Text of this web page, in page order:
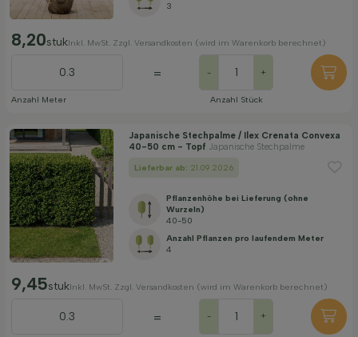
3
8,20stukInkl. MwSt. Zzgl. Versandkosten (wird im Warenkorb berechnet)
Anzahl Meter
= - +
Anzahl Stück
Japanische Stechpalme / Ilex Crenata Convexa
40-50 cm - Topf Japanische Stechpalme
Lieferbar ab: 21.09.2026
Pflanzenhöhe bei Lieferung (ohne
Wurzeln)
40-50
Anzahl Pflanzen pro laufendem Meter
4
9,45stukInkl. MwSt. Zzgl. Versandkosten (wird im Warenkorb berechnet)
= - +